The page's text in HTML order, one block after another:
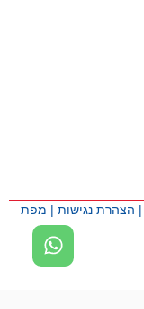
הצהרת נגישות | מפת